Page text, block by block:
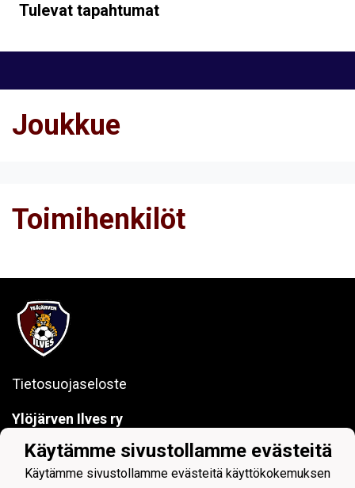
Tulevat tapahtumat
Joukkue
Toimihenkilöt
Tietosuojaseloste
Ylöjärven Ilves ry
Kuruntie 26, 33480 Ylöjärvi
y-tunnus: 1017797-7
Käytämme sivustollamme evästeitä
Käytämme sivustollamme evästeitä käyttökokemuksen